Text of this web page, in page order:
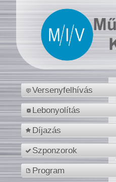
Versenyfelhívás
Lebonyolítás
Díjazás
Szponzorok
Program